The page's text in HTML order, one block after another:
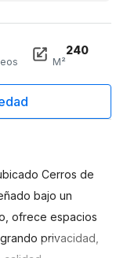
240
M²
Cerros de
bajo un
ofrece espacios
privacidad,